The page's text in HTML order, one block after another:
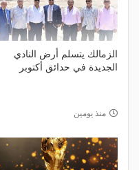
الزمالك يتسلم أرض النادي
الجديدة في حدائق أكتوبر
منذ يومين